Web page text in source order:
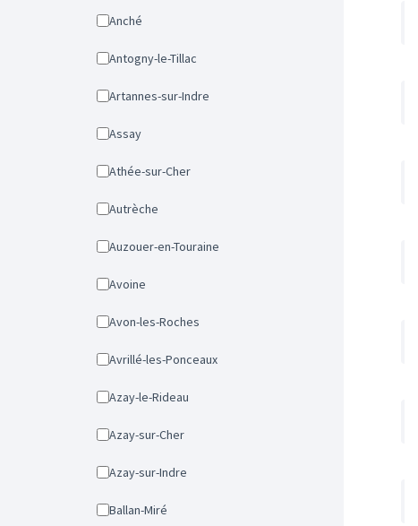
Anché
Antogny-le-Tillac
Artannes-sur-Indre
Assay
Athée-sur-Cher
Autrèche
Auzouer-en-Touraine
Avoine
Avon-les-Roches
Avrillé-les-Ponceaux
Azay-le-Rideau
Azay-sur-Cher
Azay-sur-Indre
Ballan-Miré